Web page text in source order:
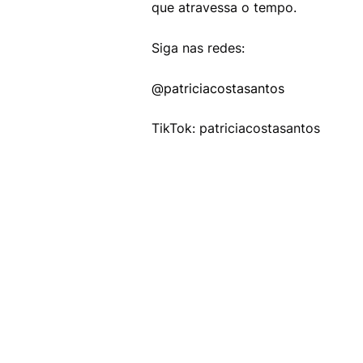
que atravessa o tempo.
Siga nas redes:
@patriciacostasantos
TikTok: patriciacostasantos